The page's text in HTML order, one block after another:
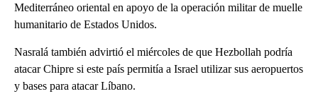
Mediterráneo oriental en apoyo de la operación militar de muelle
humanitario de Estados Unidos.
Nasralá también advirtió el miércoles de que Hezbollah podría
atacar Chipre si este país permitía a Israel utilizar sus aeropuertos
y bases para atacar Líbano.